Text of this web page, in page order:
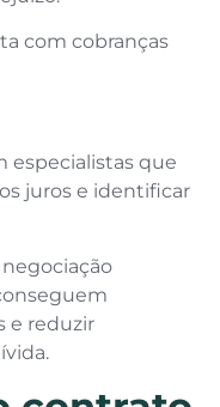
com cobranças
especialistas que
juros e identificar
e reduzir